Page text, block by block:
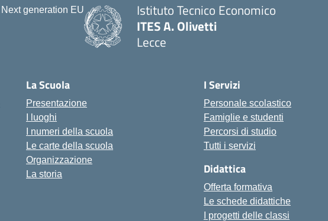
Istituto Tecnico Economico
ITES A. Olivetti
Lecce
La Scuola
Presentazione
I luoghi
I numeri della scuola
Le carte della scuola
Organizzazione
La storia
I Servizi
Personale scolastico
Famiglie e studenti
Percorsi di studio
Tutti i servizi
Didattica
Offerta formativa
Le schede didattiche
I progetti delle classi